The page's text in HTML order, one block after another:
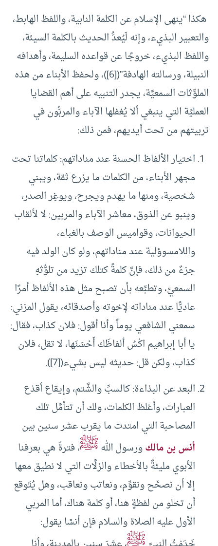
هكذا “ينهى الإسلام عن الكلمة النابية، واللفظ الهابط،
والتعبير البذيء، وإنه لَيُعدُّ الحديث بالكلمة السيئة،
واللفظ البذيء، خروجًا عن قواعده السليمة، وأهدافه
النبيلة، ورسالته الهادفة”([6])، ولحفظ الأبناء من هذه
الملوِّثات السمعيَّة، يجدر التنبيه على أهم القضايا
العمليِّة التي ينبغي ألا يُغفلها الآباء والمربُّون في
تربيتهم من تحت أيديهم، فمن ذلك:
اختيار الألفاظ الحسنة عند مناداتهم: كلماتنا تحت
مجهر الأبناء، من الكلمات ما يزرع ثقة، ويبني
شخصية، ومنها ما يهدم ويجرح، ويوغِر الصدر،
وينبو عن الذوق، معاشر الآباء والمربين: لا لألقاب
الحيوانات، وقواميس الوصف بالغباء،
واللامسوؤلية عند مناداتهم، ولو كان الولد فيه
جزءٌ من ذلك، فإنَّ كلمةً كتلك تزيد من تلوُّثهِ
السمعيِّ، وتطبِّعه بأن تصبح مثل هذه الألفاظ أمرًا
عاديًّا عند مناداته لإخوته وأصدقائه، يقول المزني:
سمعني الشافعي يوماً وأنا أقول: فلان كذاب، فقال:
يا أبا إبراهيم اكْسُ ألفاظَك أَحْسَنَها، لا تقل، فلان
كذاب، ولكن قل: حديثه ليس بشيء([7]).
البعد عن البذاءة: كالسبِّ والشَّتم، وإيقاع أقذع
العبارات، وأغلظ الكلمات، ولك أن تتأمَّل تلك
المصاحبة التي امتدت ما يقرب عشر سنين بين
أنس بن مالكورسول اللهﷺ، فترةٌ هي بعرفنا
الأبوي مليئةٌ بالأخطاء والزلَّات التي لا نطيق معها
إلا أن نصحِّح ونقوِّم، ونعاتب ونعاقب، وهل يُتَوقع
أن تخلو من لفظةٍ هنا، أو كلمة هناك، أما المربي
الأول عليه الصلاة والسلام فإن أنسًا يقول:
ﷺ